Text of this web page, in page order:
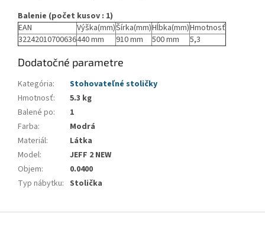
Balenie (počet kusov : 1)
EAN
Výška(mm)Šírka(mm)Hĺbka(mm)Hmotnosť
32242010700636440 mm 910 mm 500 mm 5,3
Dodatočné parametre
Kategória:
Stohovateľné stoličky
Hmotnosť:
5.3 kg
Balené po:
1
Farba:
Modrá
Materiál:
Látka
Model:
JEFF 2 NEW
Objem:
0.0400
Typ nábytku: Stolička